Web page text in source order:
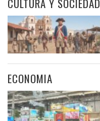
ECONOMIA